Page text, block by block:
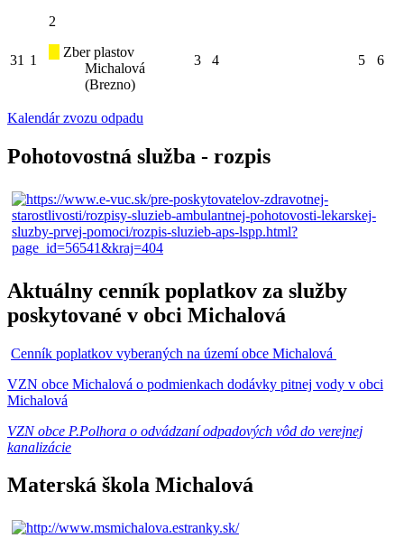
31 1
2
Zber plastov
Michalová
(Brezno)
3 4 5 6
Kalendár zvozu odpadu
Pohotovostná služba - rozpis
Aktuálny cenník poplatkov za služby
poskytované v obci Michalová
Cenník poplatkov vyberaných na území obce Michalová
VZN obce Michalová o podmienkach dodávky pitnej vody v obci
Michalová
VZN obce P.Polhora o odvádzaní odpadových vôd do verejnej
kanalizácie
Materská škola Michalová